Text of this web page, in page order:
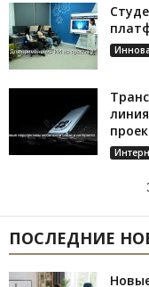
ПОСЛЕДНИЕ